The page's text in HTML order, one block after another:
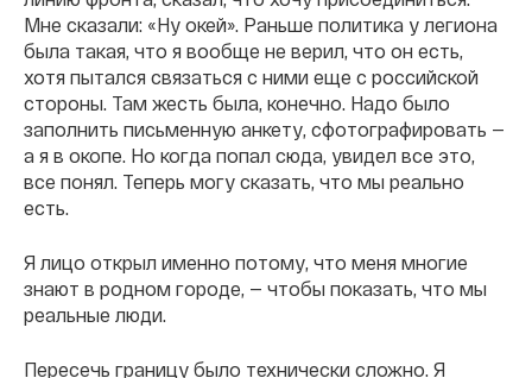
Мне сказали: «Ну окей». Раньше политика у легиона
была такая, что я вообще не верил, что он есть,
хотя пытался связаться с ними еще с российской
стороны. Там жесть была, конечно. Надо было
заполнить письменную анкету, сфотографировать —
а я в окопе. Но когда попал сюда, увидел все это,
все понял. Теперь могу сказать, что мы реально
есть.
Я лицо открыл именно потому, что меня многие
знают в родном городе, — чтобы показать, что мы
реальные люди.
Пересечь границу было технически сложно. Я